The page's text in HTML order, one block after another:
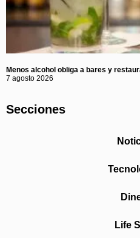
Menos alcohol obliga a bares y
7 agosto 2026
Secciones
Life